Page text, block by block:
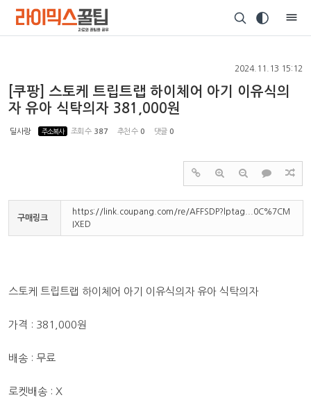
2024.11.13 15:12
[쿠팡] 스토케 트립트랩 하이체어 아기 이유식의
자 유아 식탁의자 381,000원
딜사랑 주소복사 조회 수 387 추천 수 0 댓글 0
구매링크
https://link.coupang.com/re/AFFSDP?lptag...0C%7CM
IXED
스토케 트립트랩 하이체어 아기 이유식의자 유아 식탁의자
가격 : 381,000원
배송 : 무료
로켓배송 : X
Sketchbook5, 스케치북5
Sketchbook5, 스케치북5